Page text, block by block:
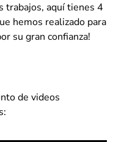
trabajos, aquí tienes 4
hemos realizado para
su gran confianza!
de videos